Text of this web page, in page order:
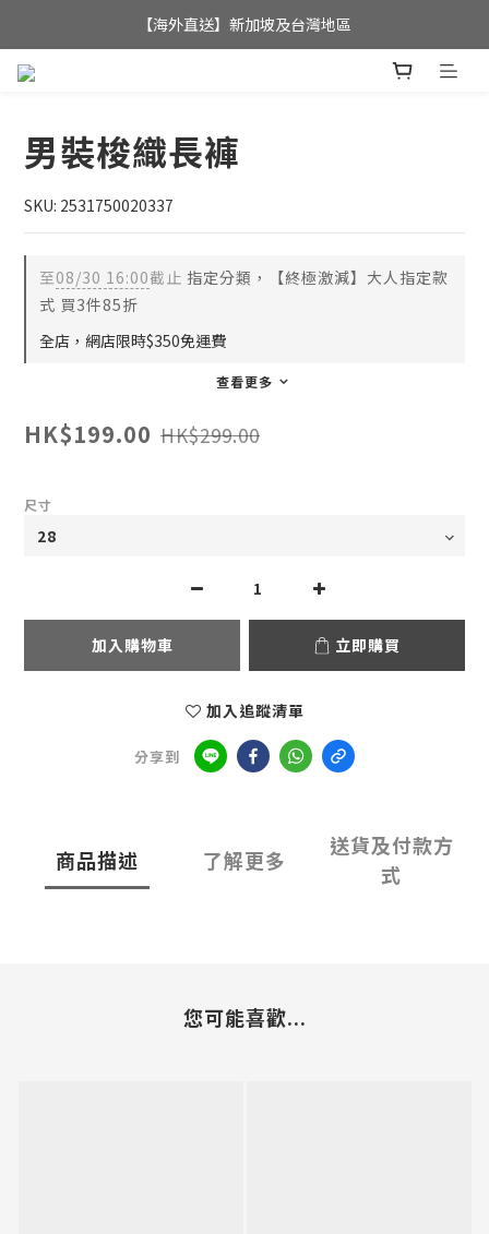
全店滿$350，即可享港澳地區免運費;
【海外直送】新加坡及台灣地區
男裝梭織長褲
SKU: 2531750020337
至08/30 16:00截止 指定分類，【終極激減】大人指定款
式 買3件85折
全店，網店限時$350免運費
查看更多
HK$199.00 HK$299.00
尺寸
加入購物車 立即購買
加入追蹤清單
分享到
商品描述 了解更多
送貨及付款方
式
您可能喜歡...